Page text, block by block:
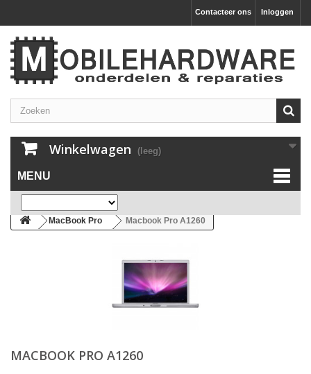
Inloggen
Contacteer ons
Winkelwagen (leeg)
MENU
MacBook Pro Macbook Pro A1260
MACBOOK PRO A1260